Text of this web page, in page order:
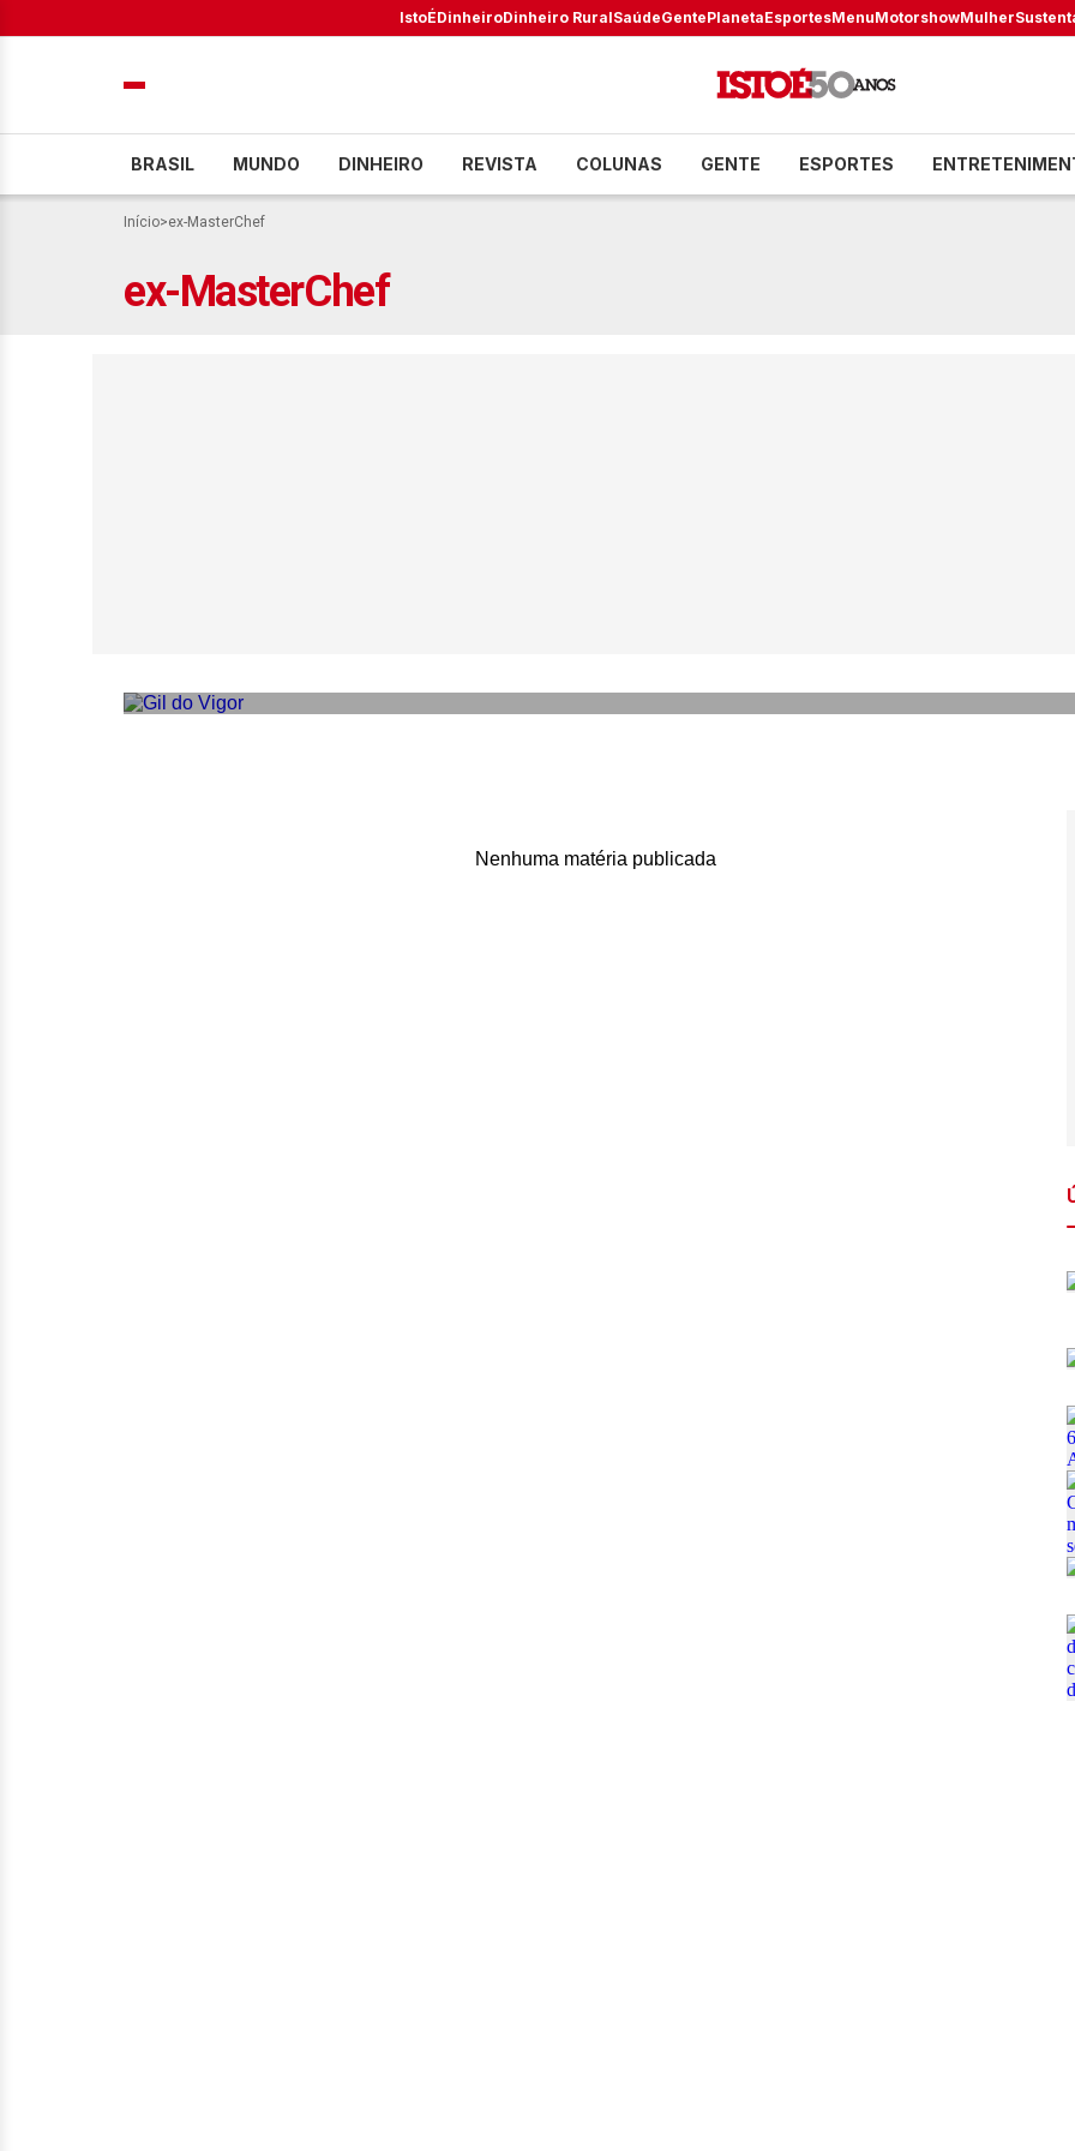
IstoÉDinheiroDinheiro RuralSaúdeGentePlanetaEsportesMenuMotorshowMulher
BRASIL MUNDO DINHEIRO REVISTA COLUNAS GENTE ESPORTES
Início>ex-MasterChef
ex-MasterChef
Nenhuma matéria publicada